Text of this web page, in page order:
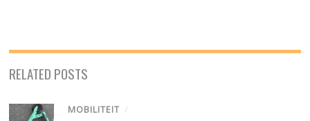
RELATED POSTS
MOBILITEIT /